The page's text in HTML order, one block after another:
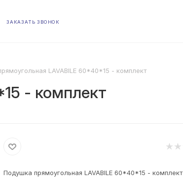
ЗАКАЗАТЬ ЗВОНОК
LAVABILE 60*40*15 - комплект
- комплект
Подушка прямоугольная LAVABILE 60*40*15 - комплект